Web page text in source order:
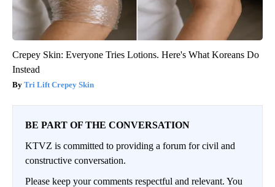
Crepey Skin: Everyone Tries Lotions. Here's What Koreans Do
Instead
Tri Lift Crepey Skin
BE PART OF THE CONVERSATION
KTVZ is committed to providing a forum for civil and
constructive conversation.
Please keep your comments respectful and relevant. You